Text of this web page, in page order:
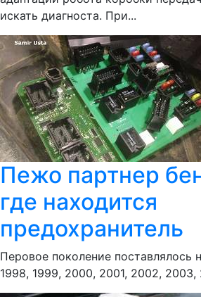
искать диагноста. При...
Пежо партнер
где находится
предохранитель
Перовое поколение поставлялось
1998, 1999, 2000, 2001, 2002, 2003,